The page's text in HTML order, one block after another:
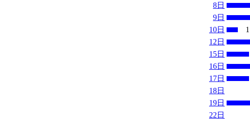
8日
9日
10日
1
12日
15日
16日
17日
18日
19日
22日